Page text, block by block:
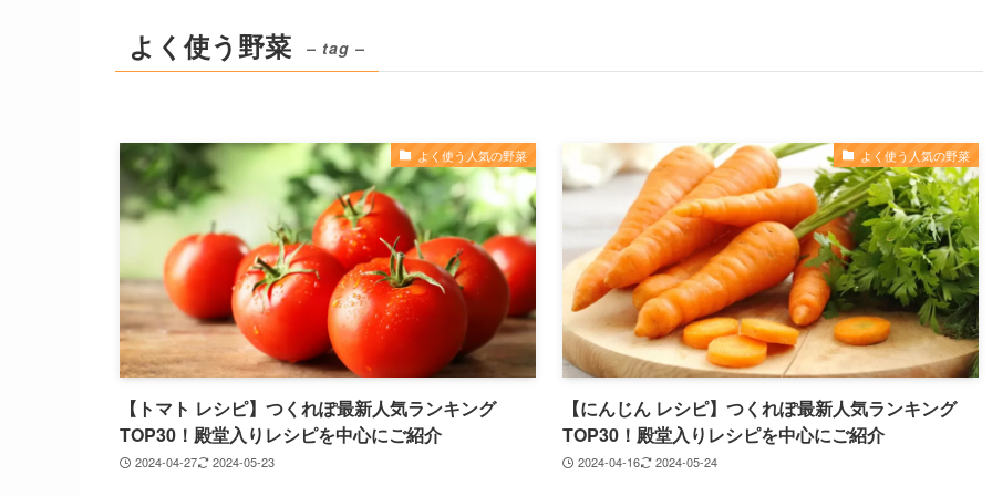
よく使う野菜 – tag –
よく使う人気の野菜
【トマト レシピ】つくれぽ最新人気ランキング
TOP30！殿堂入りレシピを中心にご紹介
2024-04-27 2024-05-23
よく使う人気の野菜
【にんじん レシピ】つくれぽ最新人気ランキング
TOP30！殿堂入りレシピを中心にご紹介
2024-04-16 2024-05-24